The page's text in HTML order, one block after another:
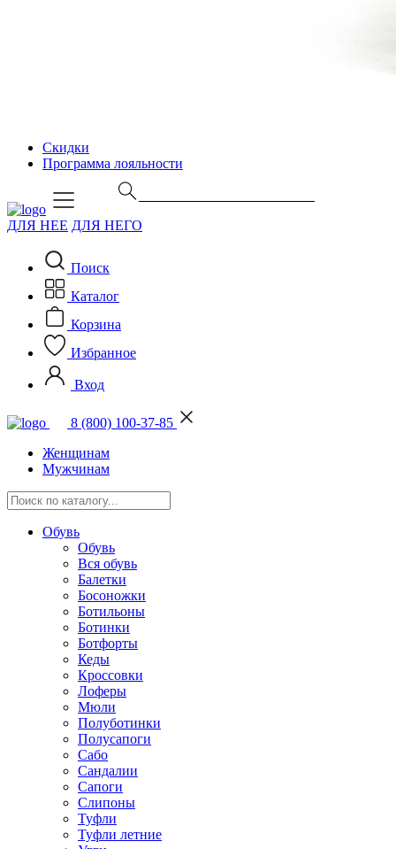
Скидки
Программа лояльности
ДЛЯ НЕЕ ДЛЯ НЕГО
Поиск
Каталог
Корзина
Избранное
Вход
8 (800) 100-37-85
Женщинам
Мужчинам
Обувь
Обувь
Вся обувь
Балетки
Босоножки
Ботильоны
Ботинки
Ботфорты
Кеды
Кроссовки
Лоферы
Мюли
Полуботинки
Полусапоги
Сабо
Сандалии
Сапоги
Слипоны
Туфли
Туфли летние